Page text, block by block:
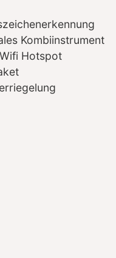
Kombiinstrument
Hotspot